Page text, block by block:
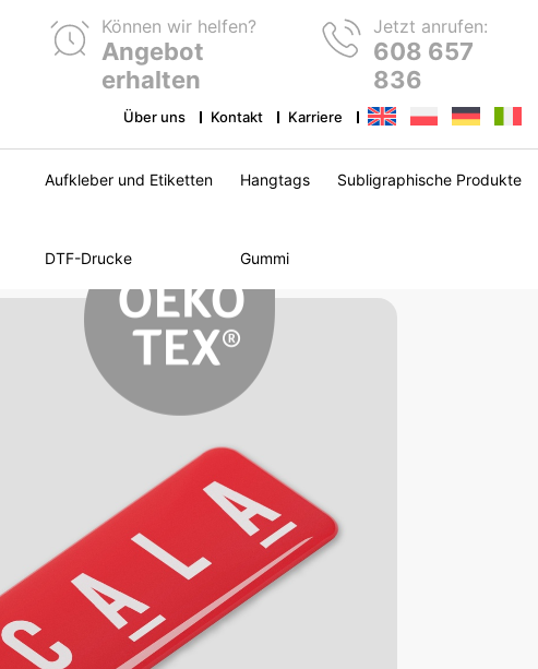
Können wir helfen?
Angebot
erhalten
Jetzt anrufen:
608 657
836
Über uns Kontakt Karriere
Aufkleber und Etiketten Hangtags Subligraphische Produkte
DTF-Drucke Gummi